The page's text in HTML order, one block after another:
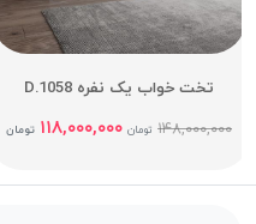
تخت خواب یک نفره D.1058
۱۴۸,۰۰۰,۰۰۰ تومان ۱۱۸,۰۰۰,۰۰۰ تومان